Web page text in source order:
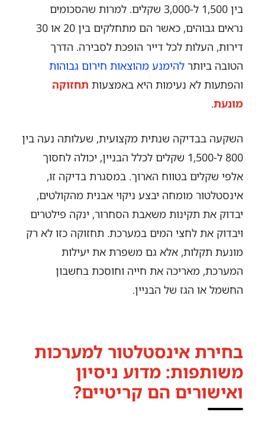
בין 1,500 ל-3,000 שקלים. למרות שהסכומים
נראים גבוהים, כאשר הם מתחלקים בין 20 או 30
דירות, העלות לכל דייר הופכת לסבירה. הדרך
הטובה ביותר להימנע מהוצאות חירום גבוהות
והפתעות לא נעימות היא באמצעות תחזוקה
מונעת.
השקעה בבדיקה שנתית מקצועית, שעלותה נעה בין
800 ל-1,500 שקלים לכלל הבניין, יכולה לחסוך
אלפי שקלים בטווח הארוך. במסגרת בדיקה זו,
אינסטלטור מומחה יבצע ניקוי אבנית מהקולטים,
יבדוק את תקינות משאבת הסחרור, ינקה פילטרים
ויבדוק את לחצי המים במערכת. תחזוקה כזו לא רק
מונעת תקלות, אלא גם משפרת את יעילות
המערכת, מאריכה את חייה וחוסכת בחשבון
החשמל או הגז של הבניין.
בחירת אינסטלטור למערכות
משותפות: מדוע ניסיון
ואישורים הם קריטיים?